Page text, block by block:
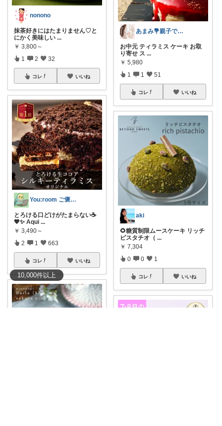
10,000件以上
nonono
抹茶好きにはたまりません♡と
にかく美味しい ...
￥ 3,800～
1 2 32
コレ いいね
You:room ご褒美スイーツ🧁
とろける口どけがたまらない☕
🤎✨ Aqui ...
￥ 3,490～
2 1 663
コレ いいね
あまみ💐親子で楽しむスイーツインテリア
お中元 ティラミス ケーキ お取
り寄せ ス ...
￥ 5,980
1 1 51
コレ いいね
aki
🌻糖質制限ムースケーキ リッチ
ピスタチオ（ ...
￥ 7,304
0 0 1
コレ いいね